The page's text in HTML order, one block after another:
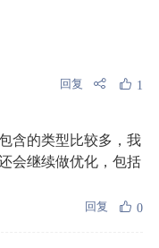
回复 1
含的类型比较多，我
会继续做优化，包括
回复 0